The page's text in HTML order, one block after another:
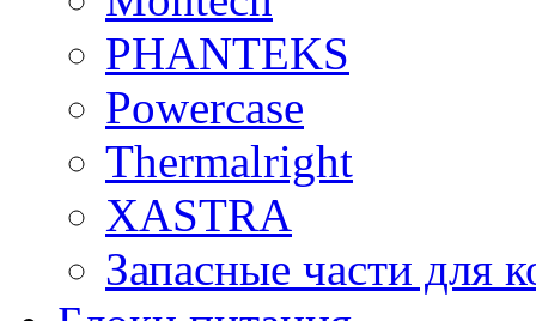
PHANTEKS
Powercase
Thermalright
XASTRA
Запасные части для